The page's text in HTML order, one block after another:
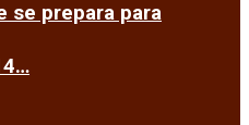
se prepara para